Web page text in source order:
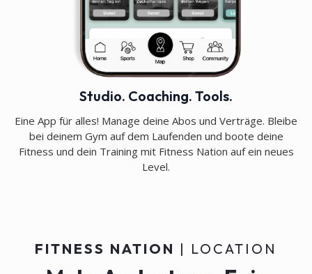
Studio. Coaching. Tools.
Eine App für alles! Manage deine Abos und Verträge. Bleibe
bei deinem Gym auf dem Laufenden und boote deine
Fitness und dein Training mit Fitness Nation auf ein neues
Level.
FITNESS NATION | LOCATION